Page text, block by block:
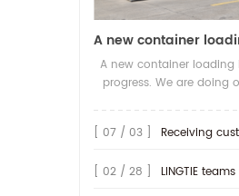
A new container loading
progress. We are doing
earliest possible
[ 07 / 03 ] Receiving customers for Slitting
[ 02 / 28 ] LINGTIE teams